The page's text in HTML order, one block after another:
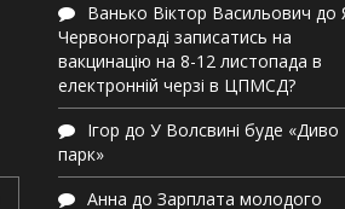
Ванько Віктор Васильович до
Червонограді записатись на
вакцинацію на 8-12 листопада в
електронній черзі в ЦПМСД?
Ігор до У Волсвині буде «Диво
парк»
Анна до Зарплата молодого